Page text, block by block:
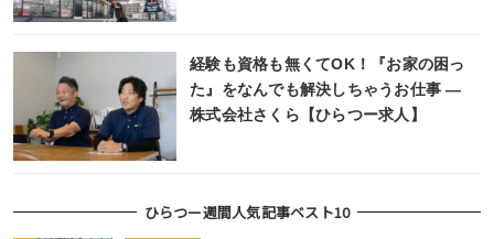
経験も資格も無くてOK！『お家の困っ
た』をなんでも解決しちゃうお仕事 ―
株式会社さくら【ひらつー求人】
ひらつー週間人気記事ベスト10